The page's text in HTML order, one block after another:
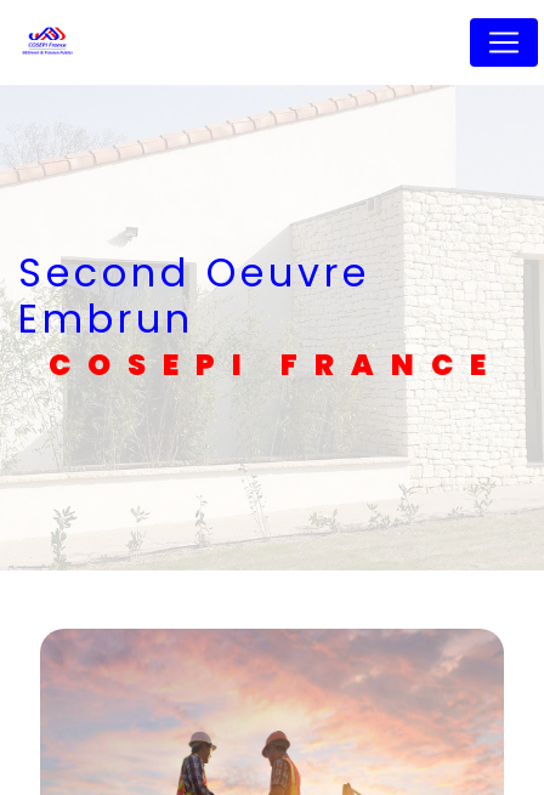
Second Oeuvre
Embrun
COSEPI FRANCE